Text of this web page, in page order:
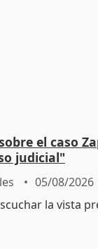
el caso
judicial"
05/08/2026